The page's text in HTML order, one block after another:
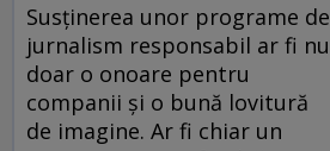
Susţinerea unor programe de
jurnalism responsabil ar fi nu
doar o onoare pentru
companii şi o bună lovitură
de imagine. Ar fi chiar un